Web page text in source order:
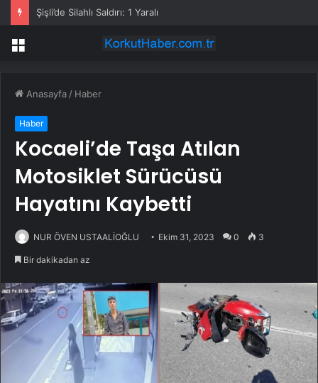
Şişli’de Silahlı Saldırı: 1 Yaralı
Menü
Anasayfa / Haber
Haber
Kocaeli’de Taşa Atılan
Motosiklet Sürücüsü
Hayatını Kaybetti
NUR ÖVEN USTAALİOĞLU Ekim 31, 2023 0 3
Bir dakikadan az